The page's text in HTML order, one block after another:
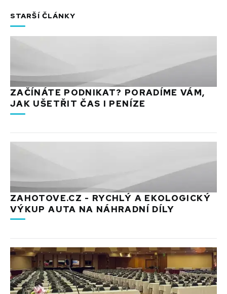
STARŠÍ ČLÁNKY
ZAČÍNÁTE PODNIKAT? PORADÍME VÁM,
JAK UŠETŘIT ČAS I PENÍZE
ZAHOTOVE.CZ - RYCHLÝ A EKOLOGICKÝ
VÝKUP AUTA NA NÁHRADNÍ DÍLY